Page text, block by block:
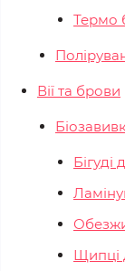
Термо
Вії та брови
Бігуді
Щипці